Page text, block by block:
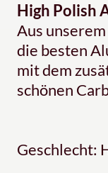
High Polish
Aus
die besten
mit dem
schönen
Geschlecht: